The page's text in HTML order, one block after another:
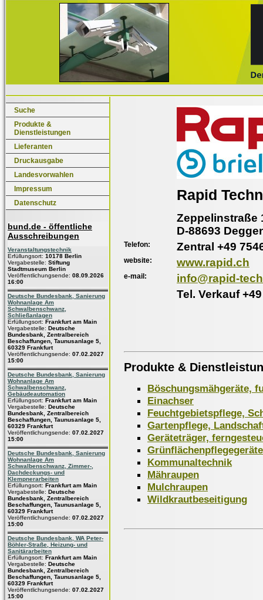
Suche
Produkte &
Dienstleistungen
Lieferanten
Druckausgabe
Landesvorwahlen
Impressum
Datenschutz
bund.de - öffentliche
Ausschreibungen
Veranstaltungstechnik
Erfüllungsort: 10178 Berlin
Vergabestelle: Stiftung
Stadtmuseum Berlin
Veröffentlichungsende: 08.09.2026
16:00
Deutsche Bundesbank, Sanierung
Wohnanlage Am
Schwalbenschwanz,
Schließanlagen
Erfüllungsort: Frankfurt am Main
Vergabestelle: Deutsche
Bundesbank, Zentralbereich
Beschaffungen, Taunusanlage 5,
60329 Frankfurt
Veröffentlichungsende: 07.02.2027
15:00
Deutsche Bundesbank, Sanierung
Wohnanlage Am
Schwalbenschwanz,
Gebäudeautomation
Erfüllungsort: Frankfurt am Main
Vergabestelle: Deutsche
Bundesbank, Zentralbereich
Beschaffungen, Taunusanlage 5,
60329 Frankfurt
Veröffentlichungsende: 07.02.2027
15:00
Deutsche Bundesbank, Sanierung
Wohnanlage Am
Schwalbenschwanz, Zimmer-,
Dachdeckungs- und
Klempnerarbeiten
Erfüllungsort: Frankfurt am Main
Vergabestelle: Deutsche
Bundesbank, Zentralbereich
Beschaffungen, Taunusanlage 5,
60329 Frankfurt
Veröffentlichungsende: 07.02.2027
15:00
Deutsche Bundesbank, WA Peter-
Böhler-Straße, Heizung- und
Sanitärarbeiten
Erfüllungsort: Frankfurt am Main
Vergabestelle: Deutsche
Bundesbank, Zentralbereich
Beschaffungen, Taunusanlage 5,
60329 Frankfurt
Veröffentlichungsende: 07.02.2027
15:00
Rapid
Zeppelinstraße
D-88693
Telefon: Zentral +49
website: www.rapid.ch
e-mail:
info@rapid-
Tel. Verkauf
Produkte &
Böschungsmähgeräte,
Einachser
Feuchtgebietspflege,
Gartenpflege,
Geräteträger,
Grünflächenpflegegeräte
Kommunaltechnik
Mähraupen
Mulchraupen
Wildkrautbeseitigung